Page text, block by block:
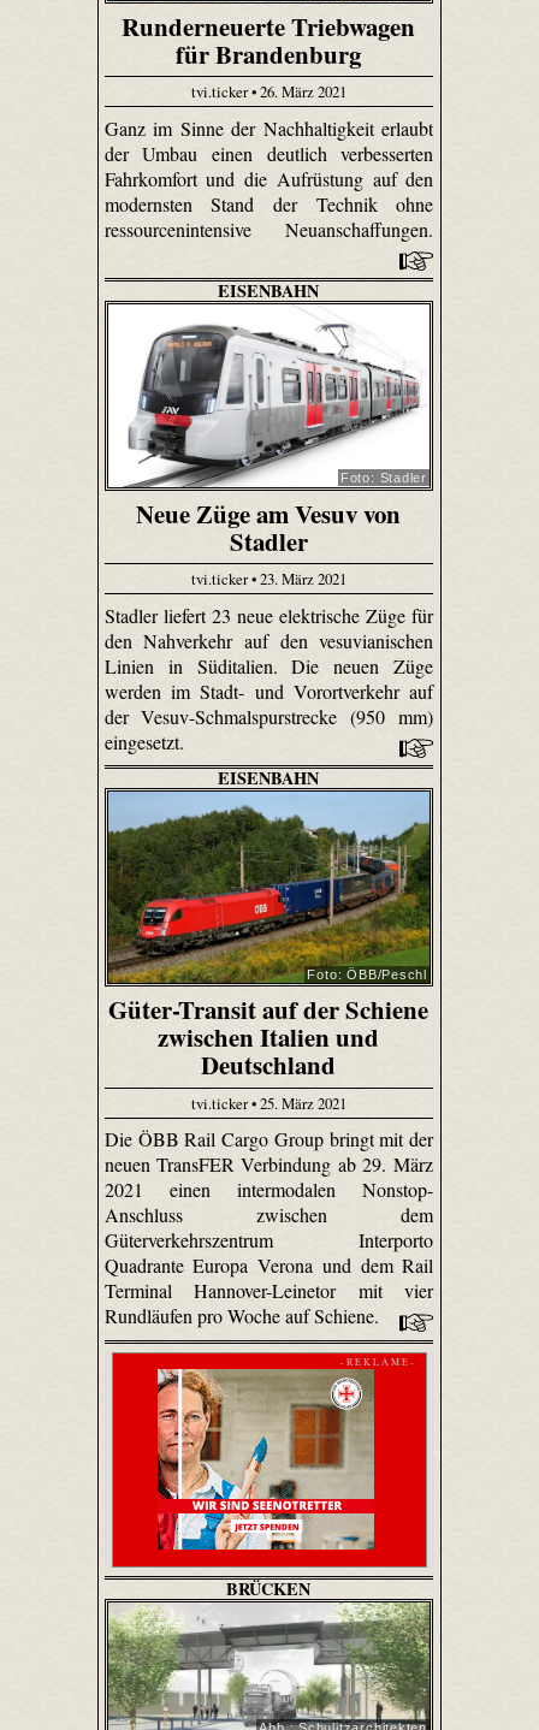
Runderneuerte Triebwagen
für Brandenburg
tvi.ticker • 26. März 2021
Ganz im Sinne der Nachhaltigkeit erlaubt
der Umbau einen deutlich verbesserten
Fahrkomfort und die Aufrüstung auf den
modernsten Stand der Technik ohne
ressourcenintensive Neuanschaffungen.
EISENBAHN
Foto: Stadler
Neue Züge am Vesuv von
Stadler
tvi.ticker • 23. März 2021
Stadler liefert 23 neue elektrische Züge für
den Nahverkehr auf den vesuvianischen
Linien in Süditalien. Die neuen Züge
werden im Stadt- und Vorortverkehr auf
der Vesuv-Schmalspurstrecke (950 mm)
eingesetzt.
EISENBAHN
Foto: ÖBB/Peschl
Güter-Transit auf der Schiene
zwischen Italien und
Deutschland
tvi.ticker • 25. März 2021
Die ÖBB Rail Cargo Group bringt mit der
neuen TransFER Verbindung ab 29. März
2021 einen intermodalen Nonstop-
Anschluss zwischen dem
Güterverkehrszentrum Interporto
Quadrante Europa Verona und dem Rail
Terminal Hannover-Leinetor mit vier
Rundläufen pro Woche auf Schiene.
- R E K L A M E -
BRÜCKEN